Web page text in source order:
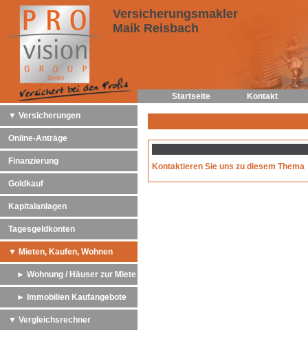
Versicherungsmakler
Maik Reisbach
Startseite
Kontakt
▼ Versicherungen
Online-Anträge
Finanzierung
Goldkauf
Kapitalanlagen
Tagesgeldkonten
▼ Mieten, Kaufen, Wohnen
► Wohnung / Häuser zur Miete
► Immobilien Kaufangebote
▼ Vergleichsrechner
Kontaktieren Sie uns zu diesem Thema